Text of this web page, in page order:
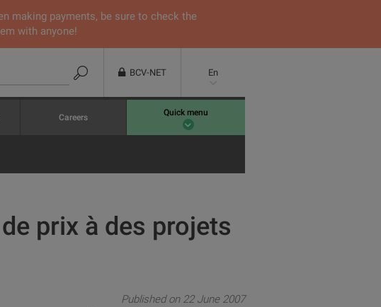
making payments, be sure to check the
with anyone!
BCV-NET En
Careers Quick menu
prix à des projets
Published on 22 June 2007